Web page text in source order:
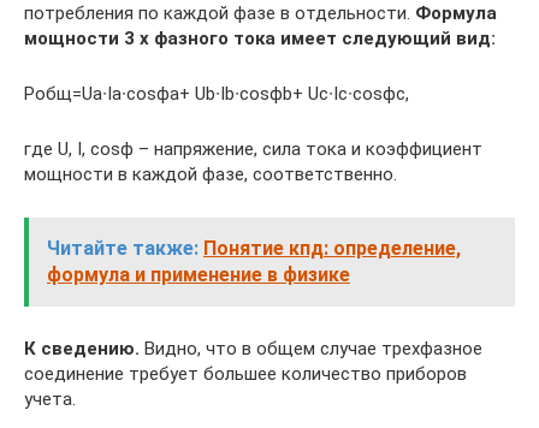
потребления по каждой фазе в отдельности. Формула
мощности 3 х фазного тока имеет следующий вид:
Pобщ=Uа∙Iа∙cosϕа+ Ub∙Ib∙cosϕb+ Uc∙Ic∙cosϕc,
где U, I, cosϕ – напряжение, сила тока и коэффициент
мощности в каждой фазе, соответственно.
Читайте также: Понятие кпд: определение,
формула и применение в физике
К сведению. Видно, что в общем случае трехфазное
соединение требует большее количество приборов
учета.